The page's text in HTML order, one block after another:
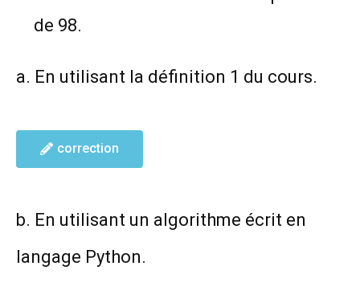
de 98.
a. En utilisant la définition 1 du cours.
correction
b. En utilisant un algorithme écrit en
langage Python.